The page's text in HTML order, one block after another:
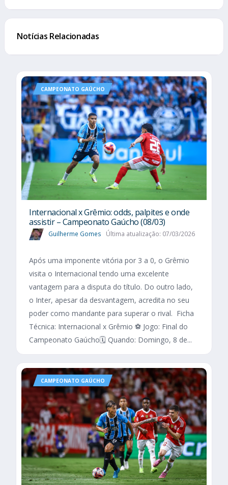
Notícias Relacionadas
CAMPEONATO GAÚCHO
Internacional x Grêmio: odds, palpites e onde
assistir – Campeonato Gaúcho (08/03)
Guilherme Gomes Última atualização: 07/03/2026
Após uma imponente vitória por 3 a 0, o Grêmio
visita o Internacional tendo uma excelente
vantagem para a disputa do título. Do outro lado,
o Inter, apesar da desvantagem, acredita no seu
poder como mandante para superar o rival. Ficha
Técnica: Internacional x Grêmio ⚽ Jogo: Final do
Campeonato Gaúcho🗓️ Quando: Domingo, 8 de...
CAMPEONATO GAÚCHO